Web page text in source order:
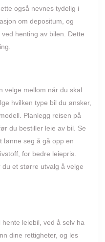
også nevnes tydelig i
om depositum, og
henting av bilen. Dette
velge mellom når du skal
hvilken type bil du ønsker,
Planlegg reisen på
du bestiller leie av bil. Se
lønne seg å gå opp en
for bedre leiepris.
et større utvalg å velge
leiebil, ved å selv ha
dine rettigheter, og les